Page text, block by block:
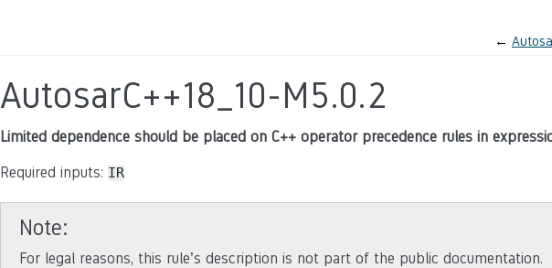
←
AutosarC++18_10-M5.0.2
Limited dependence should be placed on C++ operator precedence rules in
Required inputs: IR
Note
For legal reasons, this rule’s description is not part of the public documentation.